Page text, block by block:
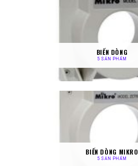
BIẾN DÒNG
5 SẢN PHẨM
BIẾN DÒNG MIKRO
5 SẢN PHẨM